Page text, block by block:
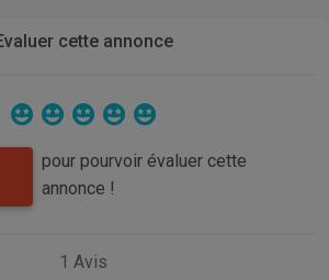
cette annonce
pour pourvoir évaluer cette
annonce !
1 Avis